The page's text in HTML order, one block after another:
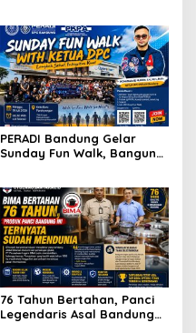
Karier Internasional
PERADI Bandung Gelar
Sunday Fun Walk, Bangun
76 Tahun Bertahan, Panci
Legendaris Asal Bandung